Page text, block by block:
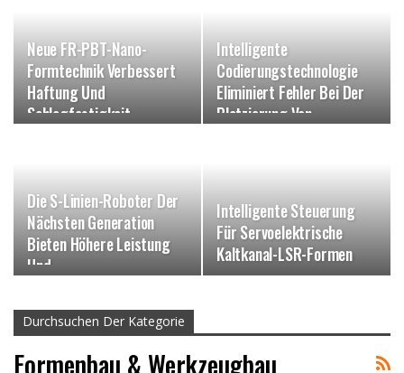
Neue FR-PBT-Nano-
Formtechnik Verbessert
Haftung Und
Schlagfestigkeit…
Intelligente
Codierungstechnologie
Eliminiert Fehler Bei Der
Platzierung Von
Die S-Linien-Roboter Der
Nächsten Generation
Bieten Höhere Leistung
Und…
Intelligente Steuerung
Für Servoelektrische
Kaltkanal-LSR-Formen
Durchsuchen Der Kategorie
Formenbau & Werkzeugbau